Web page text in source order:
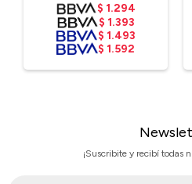
$ 1.294
$ 1.393
$ 1.493
$ 1.592
¡Suscribite y recibí todas